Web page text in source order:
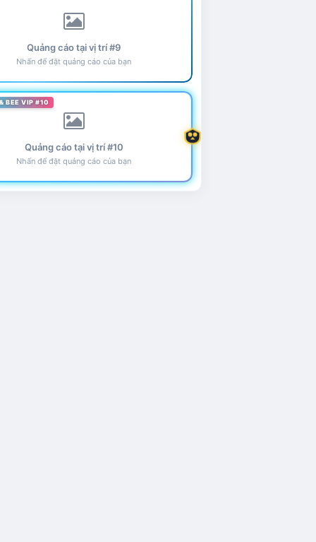
Quảng cáo tại vị trí #9
Nhấn để đặt quảng cáo của bạn
BEE VIP #10
Quảng cáo tại vị trí #10
Nhấn để đặt quảng cáo của bạn